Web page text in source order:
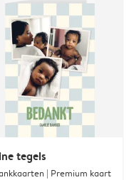
tegels
| Premium kaart